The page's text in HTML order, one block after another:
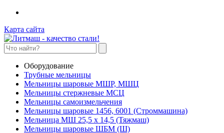
Карта сайта
Оборудование
Трубные мельницы
Мельницы шаровые МШР, МШЦ
Мельницы стержневые МСЦ
Мельницы самоизмельчения
Мельницы шаровые 1456, 6001 (Строммашина)
Мельница МШ 25,5 х 14,5 (Тяжмаш)
Мельницы шаровые ШБМ (Ш)